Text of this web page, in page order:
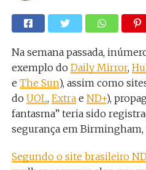
Na semana passada,
exemplo do Daily Mirror,
e The Sun), assim como
do UOL, Extrae ND+),
fantasma” teria sido
segurança em Birmingham,
Segundo o site brasileiro